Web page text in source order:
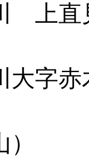
上直
大字赤